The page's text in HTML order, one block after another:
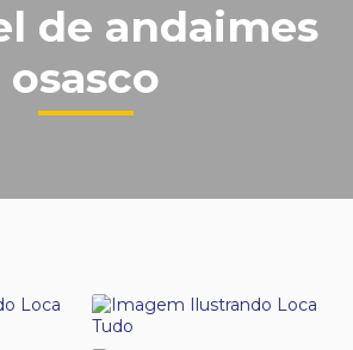
de andaimes
osasco